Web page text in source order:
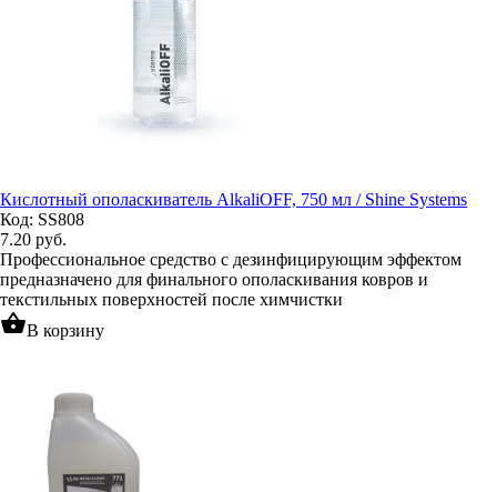
Кислотный ополаскиватель AlkaliOFF, 750 мл / Shine Systems
Код: SS808
7.20 руб.
Профессиональное средство с дезинфицирующим эффектом
предназначено для финального ополаскивания ковров и
текстильных поверхностей после химчистки
shopping_basketВ корзину